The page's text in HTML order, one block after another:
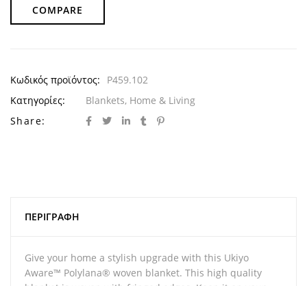
COMPARE
Κωδικός προϊόντος:
P459.102
Κατηγορίες:
Blankets, Home & Living
Share:
ΠΕΡΙΓΡΑΦΉ
Give your home a stylish upgrade with this Ukiyo
Aware™ Polylana® woven blanket. This high quality